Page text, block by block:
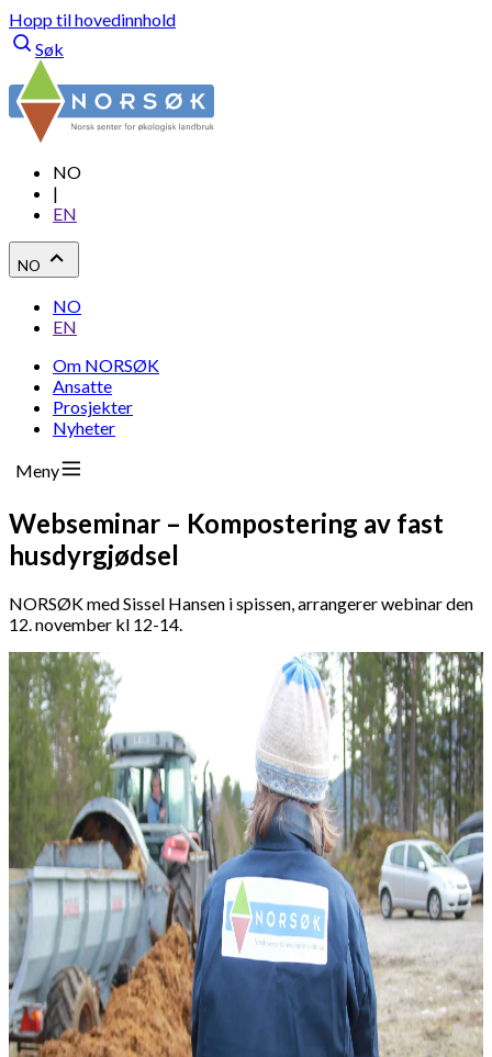
Hopp til hovedinnhold
Søk
NO
|
EN
NO
NO
EN
Om NORSØK
Ansatte
Prosjekter
Nyheter
Meny
Webseminar – Kompostering av fast
husdyrgjødsel
NORSØK med Sissel Hansen i spissen, arrangerer webinar den
12. november kl 12-14.